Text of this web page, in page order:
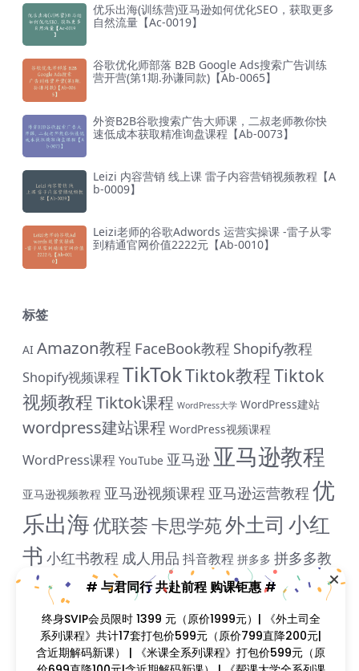
优乐出海(训练营)亚马逊如何优化SEO，获取更多
自然流量【Ac-0019】
谷歌优化师部落 B2B Google Ads搜索广告训练
营开营(第1期.孙谦同款)【Ab-0065】
外资B2B谷歌搜索广告大师课，二叔老师教你快
速低成本获取精准询盘课程【Ab-0073】
Leizi 内容营销 线上课 雷子内容营销视频教程【A
b-0009】
Leizi老师的谷歌Adwords 运营实操课 -雷子从零
到精通官网价值2222元【Ab-0010】
标签
AI Amazon教程 FaceBook教程 Shopify教程
Shopify视频课程 TikTokTiktok教程Tiktok
视频教程Tiktok课程 WordPress大学 WordPress建站
wordpress建站课程 WordPress视频课程
WordPress课程 YouTube 亚马逊 亚马逊教程
亚马逊视频教程 亚马逊视频课程 亚马逊运营教程 优
乐出海优联荟卡思学苑外土司 小红
书 小红书教程 成人用品 抖音教程 拼多多 拼多多教
程
淘宝教程 独立站教程 独立站课程 米课 脸书教程
谷歌
ADS教程谷歌SEO教程 谷歌SEO课程 谷歌运用教程
境B哥 阿里国际站雨课网雷子教程颜Sir飞橙教育
# 与君同行 共赴前程 购课钜惠 #
终身SVIP会员限时 1399 元（原价1999元）| 《外土司全
系列课程》共计17套打包价599元（原价799直降200元|
含近期解码新课） | 《米课全系列课程》打包价599元（原